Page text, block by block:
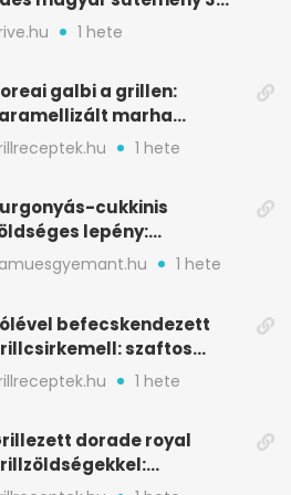
1 hete
galbi a grillen:
marha
gyorsan
1 hete
cukkinis
lepény:
szaftos, hús
nélkül is
1 hete
befecskendezett
szaftos
nem szárad ki
1 hete
dorade royal
ízek a rostélyról